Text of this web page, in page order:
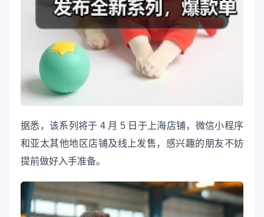
据悉，该系列将于 4 月 5 日于上海店铺，微信小程序
和亚太其他地区店铺及线上发售，感兴趣的朋友不妨
提前做好入手准备。